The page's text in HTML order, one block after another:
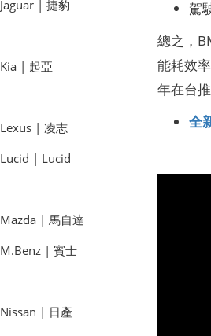
Jaguar | 捷豹
Kia | 起亞
Lexus | 凌志
Lucid | Lucid
Mazda | 馬自達
M.Benz | 賓士
Nissan | 日產
駕
總之，
能耗效
年在台推
全